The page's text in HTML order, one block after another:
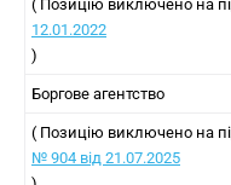
( Позицію виключено на
12.01.2022
)
Боргове агентство
( Позицію виключено на
№ 904 від 21.07.2025